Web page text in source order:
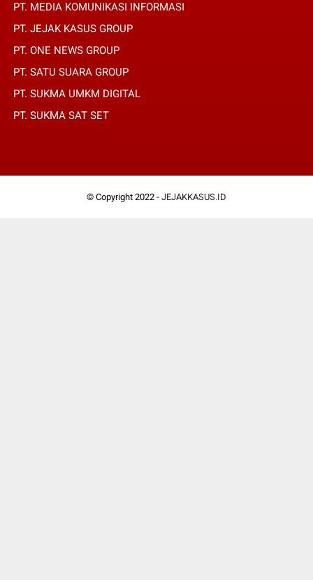
PT. MEDIA KOMUNIKASI INFORMASI
PT. JEJAK KASUS GROUP
PT. ONE NEWS GROUP
PT. SATU SUARA GROUP
PT. SUKMA UMKM DIGITAL
PT. SUKMA SAT SET
© Copyright 2022 - JEJAKKASUS.ID